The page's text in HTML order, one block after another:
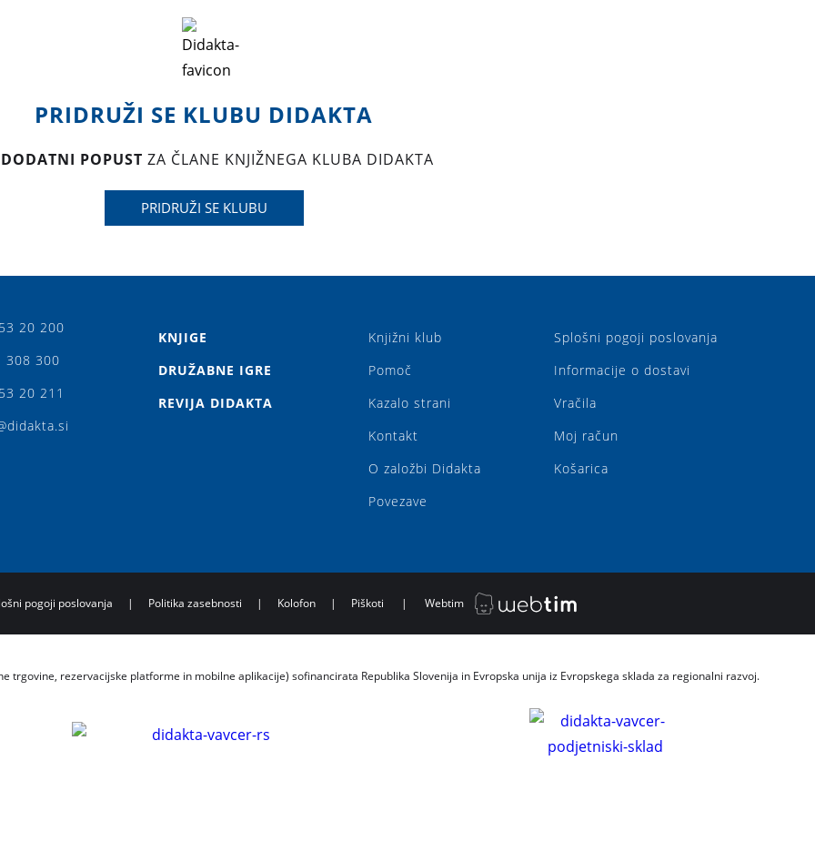
PRIDRUŽI SE KLUBU DIDAKTA
POPUST ZA ČLANE KNJIŽNEGA KLUBA DIDAKTA
PRIDRUŽI SE KLUBU
20 200
308 300
20 211
KNJIGE
DRUŽABNE IGRE
REVIJA DIDAKTA
Knjižni klub
Pomoč
Kazalo strani
Kontakt
O založbi Didakta
Povezave
Splošni pogoji poslovanja
Informacije o dostavi
Vračila
Moj račun
Košarica
pogoji poslovanja | Politika zasebnosti | Kolofon | Piškoti | Webtim
trgovine, rezervacijske platforme in mobilne aplikacije) sofinancirata Republika Slovenija in Evropska unija iz Evropskega sklada za regionalni razvoj.